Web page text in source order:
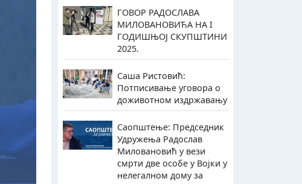
ГОВОР РАДОСЛАВА
МИЛОВАНОВИЋА НА I
ГОДИШЊОЈ СКУПШТИНИ
2025.
Саша Ристовић:
Потписивање уговора о
доживотном издржавању
Саопштење: Председник
Удружења Радослав
Миловановић у вези
смрти две особе у Војки у
нелегалном дому за